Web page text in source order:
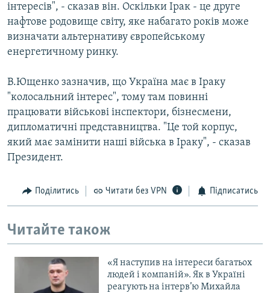
УКР
КТАТ
Усі сайти RFE/RL
інтересів", - сказав він. Оскільки Ірак - це друге
нафтове родовище світу, яке набагато років може
визначати альтернативу європейському
енергетичному ринку.
В.Ющенко зазначив, що Україна має в Іраку
"колосальний інтерес", тому там повинні
працювати військові інспектори, бізнесмени,
дипломатичні представництва. "Це той корпус,
який має замінити наші війська в Іраку", - сказав
Президент.
Поділитись Читати без VPN Підписатись
Читайте також
«Я наступив на інтереси багатьох
людей і компаній». Як в Україні
реагують на інтерв’ю Михайла